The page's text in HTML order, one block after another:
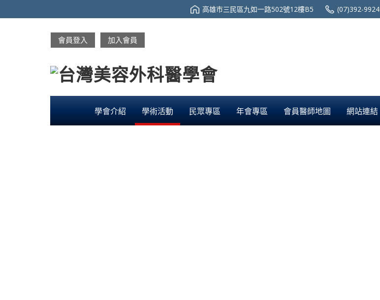
高雄市三民區九如一路502號12樓B5 (07)392-9924
會員登入 加入會員
學會介紹 學術活動 民眾專區 年會專區 會員醫師地圖 網站連結